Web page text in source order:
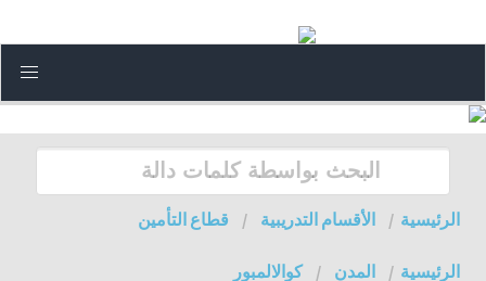
الرئيسية الأقسام التدريبية قطاع التأمين
الرئيسية المدن
كوالالمبور